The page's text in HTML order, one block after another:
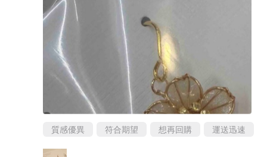
質感優異 符合期望 想再回購 運送迅速